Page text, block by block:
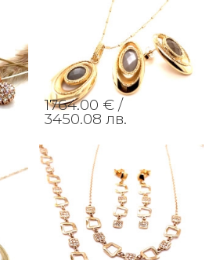
1764.00 € /
3450.08 лв.